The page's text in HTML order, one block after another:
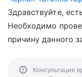
Здравствуйте,
Необходимо
причину данного
Консультация